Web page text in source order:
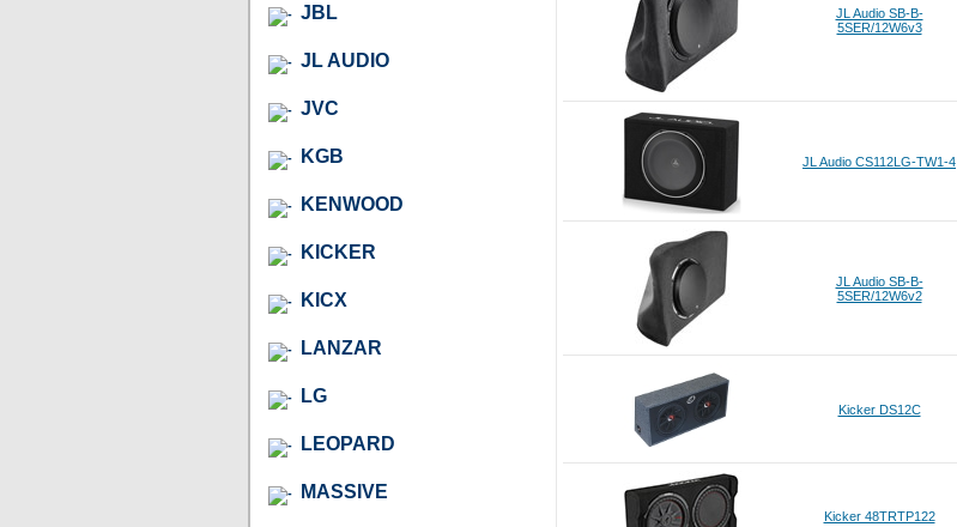
JBL
JL AUDIO
JVC
KGB
KENWOOD
KICKER
KICX
LANZAR
LG
LEOPARD
MASSIVE
JL Audio SB-B-
5SER/12W6v3
JL Audio CS112LG-TW1-4
JL Audio SB-B-
5SER/12W6v2
Kicker DS12C
Kicker 48TRTP122